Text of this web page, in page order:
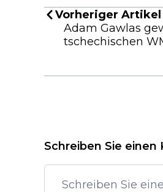
Vorheriger Artikel
Adam Gawlas
tschechischen
Schreiben Sie